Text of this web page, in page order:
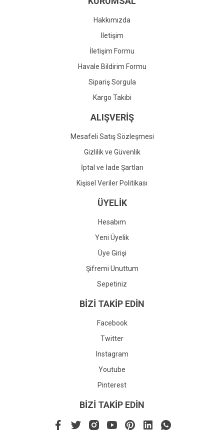
Gönder
Hakkımızda
İletişim
İletişim Formu
Havale Bildirim Formu
Sipariş Sorgula
Kargo Takibi
ALIŞVERİŞ
Mesafeli Satış Sözleşmesi
Gizlilik ve Güvenlik
İptal ve İade Şartları
Kişisel Veriler Politikası
ÜYELİK
Hesabım
Yeni Üyelik
Üye Girişi
Şifremi Unuttum
Sepetiniz
BİZİ TAKİP EDİN
Facebook
Twitter
Instagram
Youtube
Pinterest
BİZİ TAKİP EDİN